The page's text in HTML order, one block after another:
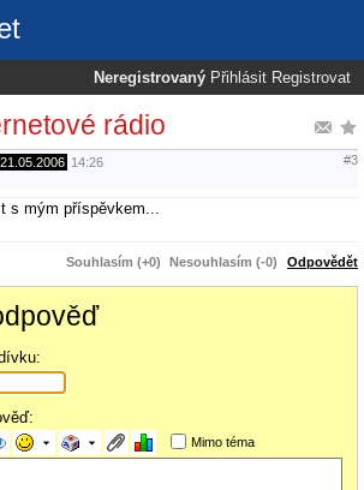
Neregistrovaný Přihlásit Registrovat
rádio
21.05.2006 14:26 #3
s mým příspěvkem...
Souhlasím (+0) Nesouhlasím (-0) Odpovědět
Mimo téma